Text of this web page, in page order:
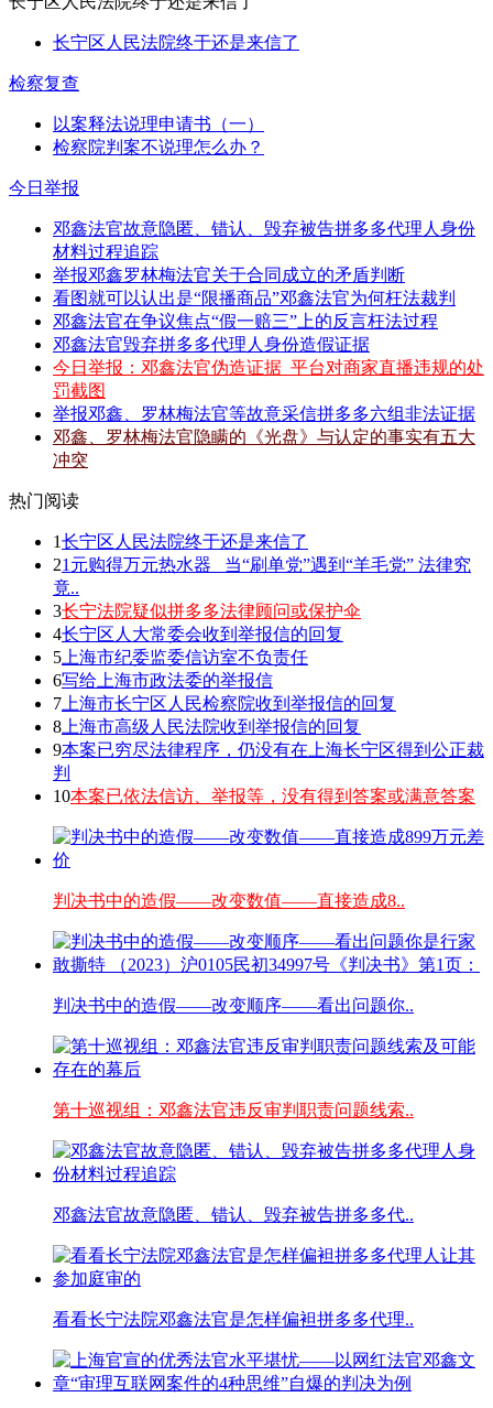
长宁区人民法院终于还是来信了
检察复查
以案释法说理申请书（一）
检察院判案不说理怎么办？
今日举报
邓鑫法官故意隐匿、错认、毁弃被告拼多多代理人身份
材料过程追踪
举报邓鑫罗林梅法官关于合同成立的矛盾判断
看图就可以认出是“限播商品”邓鑫法官为何枉法裁判
邓鑫法官在争议焦点“假一赔三”上的反言枉法过程
邓鑫法官毁弃拼多多代理人身份造假证据
今日举报：邓鑫法官伪造证据_平台对商家直播违规的处
罚截图
举报邓鑫、罗林梅法官等故意采信拼多多六组非法证据
邓鑫、罗林梅法官隐瞒的《光盘》与认定的事实有五大
冲突
热门阅读
1长宁区人民法院终于还是来信了
21元购得万元热水器 _当“刷单党”遇到“羊毛党” 法律究
竟..
3长宁法院疑似拼多多法律顾问或保护伞
4长宁区人大常委会收到举报信的回复
5 上海市纪委监委信访室不负责任
6写给上海市政法委的举报信
7 上海市长宁区人民检察院收到举报信的回复
8 上海市高级人民法院收到举报信的回复
9本案已穷尽法律程序，仍没有在上海长宁区得到公正裁
判
10本案已依法信访、举报等，没有得到答案或满意答案
判决书中的造假——改变数值——直接造成8..
判决书中的造假——改变顺序——看出问题你..
第十巡视组：邓鑫法官违反审判职责问题线索..
邓鑫法官故意隐匿、错认、毁弃被告拼多多代..
看看长宁法院邓鑫法官是怎样偏袒拼多多代理..